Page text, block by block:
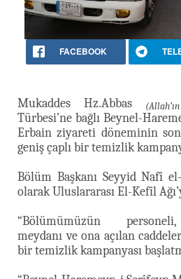
FACEBOOK
Mukaddes Hz.Abbas
Türbesi’ne bağlı Beynel-
Erbain ziyareti döneminin
geniş çaplı bir temizlik
Bölüm Başkanı Seyyid Nafî
olarak Uluslararası El-Kefîl
“Bölümümüzün
meydanı ve ona açılan
bir temizlik kampanyası